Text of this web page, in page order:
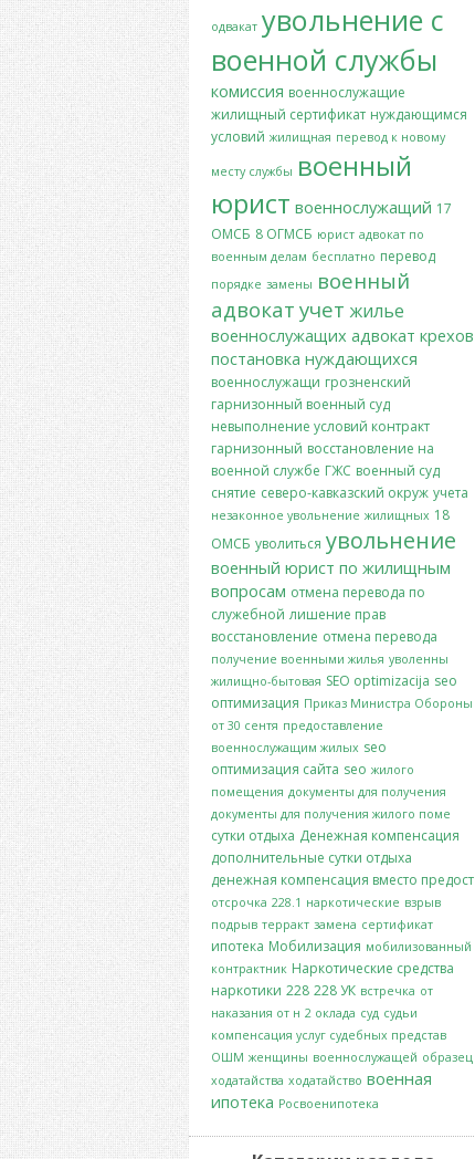
одвакат увольнение с
военной службы
комиссия военнослужащие
жилищный сертификат нуждающимся
условий жилищная перевод к новому
месту службы военный
юрист военнослужащий 17
ОМСБ 8 ОГМСБ юрист адвокат по
военным делам бесплатно перевод
порядке замены военный
адвокат учет жилье
военнослужащих адвокат крехов
постановка нуждающихся
военнослужащи грозненский
гарнизонный военный суд
невыполнение условий контракт
гарнизонный восстановление на
военной службе ГЖС военный суд
снятие северо-кавказский окруж учета
незаконное увольнение жилищных 18
ОМСБ уволиться увольнение
военный юрист по жилищным
вопросам отмена перевода по
служебной лишение прав
восстановление отмена перевода
получение военными жилья уволенны
жилищно-бытовая SEO optimizacija seo
оптимизация Приказ Министра Обороны
от 30 сентя предоставление
военнослужащим жилых seo
оптимизация сайта seo жилого
помещения документы для получения
документы для получения жилого поме
сутки отдыха Денежная компенсация
дополнительные сутки отдыха
денежная компенсация вместо предост
отсрочка 228.1 наркотические взрыв
подрыв терракт замена сертификат
ипотека Мобилизация мобилизованный
контрактник Наркотические средства
наркотики 228 228 УК встречка от
наказания от н 2 оклада суд судьи
компенсация услуг судебных представ
ОШМ женщины военнослужащей образец
ходатайства ходатайство военная
ипотека Росвоенипотека